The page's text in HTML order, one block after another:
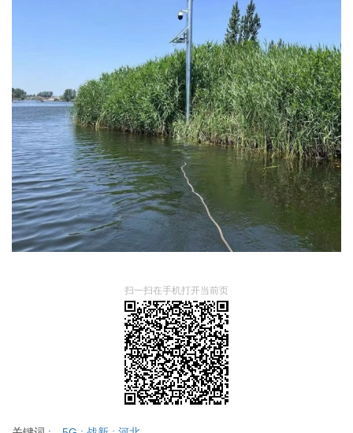
扫一扫在手机打开当前页